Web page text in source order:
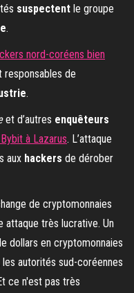
suspectent le groupe
.
nord-coréens bien
de
.
et d’autres enquêteurs
à Lazarus. L’attaque
aux hackers de dérober